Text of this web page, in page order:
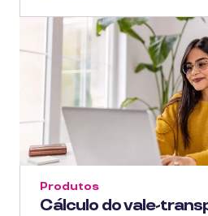
Cálculo do vale-
Produtos